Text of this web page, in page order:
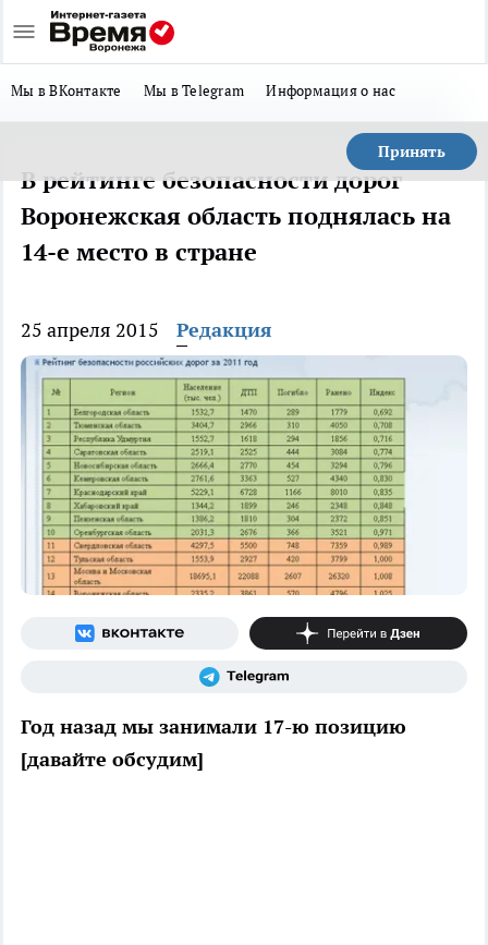
Мы в ВКонтакте Мы в Telegram Информация о нас
Принять
В рейтинге безопасности дорог
Воронежская область поднялась на
14-е место в стране
25 апреля 2015 Редакция
Год назад мы занимали 17-ю позицию
[давайте обсудим]